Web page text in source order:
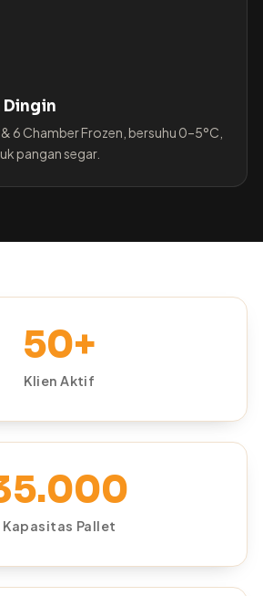
Dingin
6 Chamber Frozen, bersuhu 0–5°C,
pangan segar.
50+
Klien Aktif
Kapasitas Pallet